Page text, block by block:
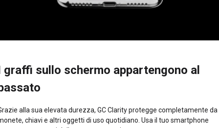
graffi sullo schermo appartengono al
alla sua elevata durezza, GC Clarity protegge completamente da
chiavi e altri oggetti di uso quotidiano. Usa il tuo smartphone